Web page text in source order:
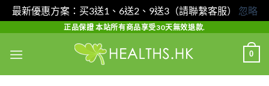
最新優惠方案：买3送1、6送2、9送3（請聯繫客服） 忽略
content
正品保證 本站所有商品享受30天無效退款.
0